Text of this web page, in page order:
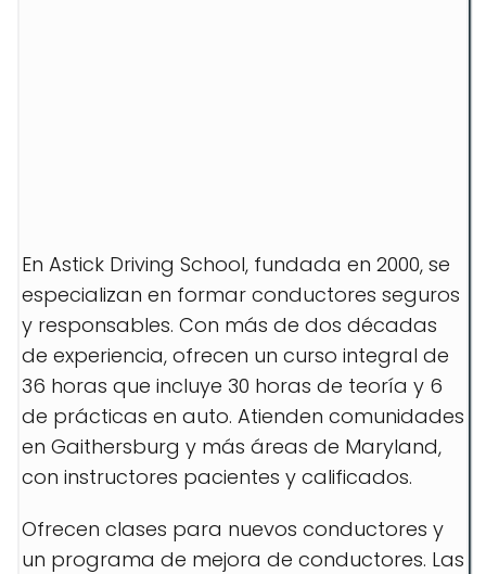
En Astick Driving School, fundada en 2000, se
especializan en formar conductores seguros
y responsables. Con más de dos décadas
de experiencia, ofrecen un curso integral de
36 horas que incluye 30 horas de teoría y 6
de prácticas en auto. Atienden comunidades
en Gaithersburg y más áreas de Maryland,
con instructores pacientes y calificados.
Ofrecen clases para nuevos conductores y
un programa de mejora de conductores. Las